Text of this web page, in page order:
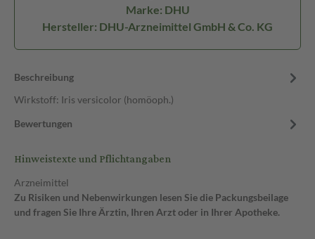
Marke: DHU
Hersteller: DHU-Arzneimittel GmbH & Co. KG
Beschreibung
Wirkstoff: Iris versicolor (homöoph.)
Bewertungen
Hinweistexte und Pflichtangaben
Arzneimittel
Zu Risiken und Nebenwirkungen lesen Sie die Packungsbeilage
und fragen Sie Ihre Ärztin, Ihren Arzt oder in Ihrer Apotheke.